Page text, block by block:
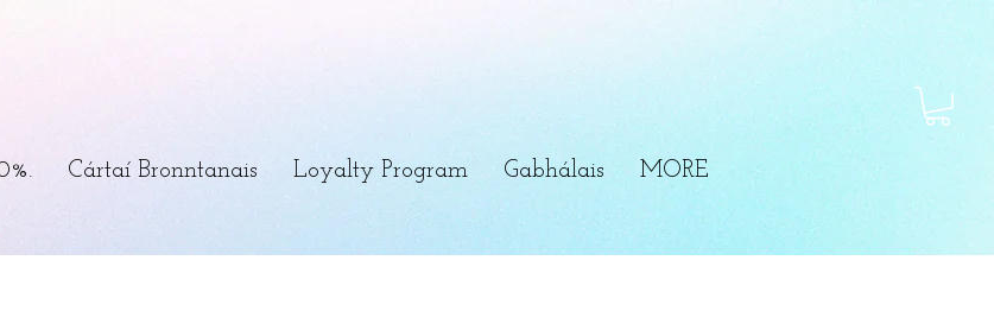
Cártaí Bronntanais Loyalty Program Gabhálais MORE